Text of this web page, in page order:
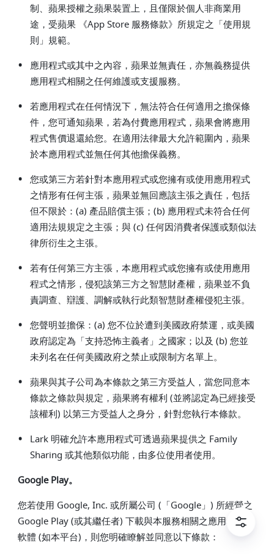
制、蘋果授權之蘋果裝置上，且僅限於個人非商業用
途，受蘋果 《App Store 服務條款》所規定之「使用規
則」規範。
•
應用程式或其中之內容，蘋果並無責任，亦無義務提供
應用程式相關之任何維護或支援服務。
• 若應用程式在任何情況下，無法符合任何適用之擔保條
件，您可通知蘋果，若為付費應用程式，蘋果會將應用
程式售價退還給您。在適用法律最大允許範圍內，蘋果
於本應用程式並無任何其他擔保義務。
• 您或第三方若針對本應用程式或您擁有或使用應用程式
之情形有任何主張，蘋果並無回應該主張之責任，包括
但不限於：(a) 產品賠償主張；(b) 應用程式未符合任何
適用法規規定之主張；與 (c) 任何因消費者保護或類似法
律所衍生之主張。
• 若有任何第三方主張，本應用程式或您擁有或使用應用
程式之情形，侵犯該第三方之智慧財產權，蘋果並不負
責調查、辯護、調解或執行此類智慧財產權侵犯主張。
• 您聲明並擔保：(a) 您不位於遭到美國政府禁運，或美國
政府認定為「支持恐怖主義者」之國家；以及 (b) 您並
未列名在任何美國政府之禁止或限制方名單上。
• 蘋果與其子公司為本條款之第三方受益人，當您同意本
條款之條款與規定，蘋果將有權利 (並將認定為已經接受
該權利) 以第三方受益人之身分，針對您執行本條款。
•
Lark 明確允許本應用程式可透過蘋果提供之 Family
Sharing 或其他類似功能，由多位使用者使用。
Google Play。
您若使用 Google, Inc. 或所屬公司 (「Google」) 所經營之
Google Play (或其繼任者) 下載與本服務相關之應用程式或
軟體 (如本平台)，則您明確瞭解並同意以下條款：